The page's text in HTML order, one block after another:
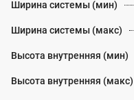
Ширина системы (мин)
Ширина системы (макс)
Высота внутренняя (мин)
Высота внутренняя (макс)